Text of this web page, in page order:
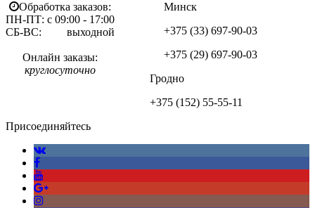
Обработка заказов:
ПН-ПТ: с 09:00 - 17:00
СБ-ВС: выходной
Онлайн заказы:
круглосуточно
Минск
+375 (33) 697-90-03
+375 (29) 697-90-03
Гродно
+375 (152) 55-55-11
Присоединяйтесь